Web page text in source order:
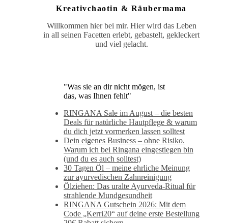
Kreativchaotin & Räubermama
Willkommen hier bei mir. Hier wird das Leben
in all seinen Facetten erlebt, gebastelt, gekleckert
und viel gelacht.
"Was sie an dir nicht mögen, ist
das, was Ihnen fehlt"
RINGANA Sale im August – die besten
Deals für natürliche Hautpflege & warum
du dich jetzt vormerken lassen solltest
Dein eigenes Business – ohne Risiko.
Warum ich bei Ringana eingestiegen bin
(und du es auch solltest)
30 Tagen Öl – meine ehrliche Meinung
zur ayurvedischen Zahnreinigung
Ölziehen: Das uralte Ayurveda-Ritual für
strahlende Mundgesundheit
RINGANA Gutschein 2026: Mit dem
Code „Kerri20“ auf deine erste Bestellung